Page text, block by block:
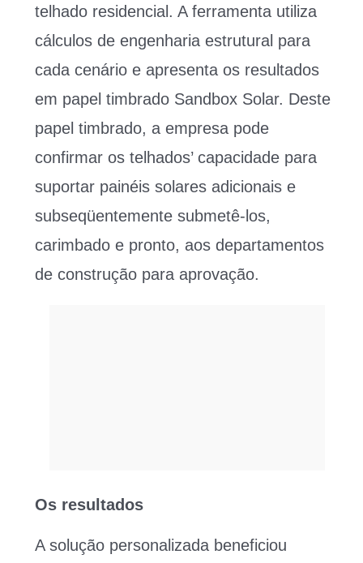
telhado residencial. A ferramenta utiliza
cálculos de engenharia estrutural para
cada cenário e apresenta os resultados
em papel timbrado Sandbox Solar. Deste
papel timbrado, a empresa pode
confirmar os telhados’ capacidade para
suportar painéis solares adicionais e
subseqüentemente submetê-los,
carimbado e pronto, aos departamentos
de construção para aprovação.
Os resultados
A solução personalizada beneficiou